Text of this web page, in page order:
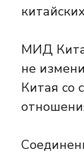
МИД
не
Китая со